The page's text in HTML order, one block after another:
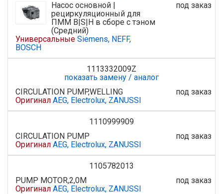
Насос основной |
рециркуляционный для
ПММ B|S|H в сборе с тэном
(Средний)
Универсальные Siemens, NEFF,
BOSCH
под заказ
1113332009Z
показать замену / аналог
CIRCULATION PUMP,WELLING
Оригинал AEG, Electrolux, ZANUSSI
под заказ
1110999909
CIRCULATION PUMP
Оригинал AEG, Electrolux, ZANUSSI
под заказ
1105782013
PUMP MOTOR,2,0M
Оригинал AEG, Electrolux, ZANUSSI
под заказ